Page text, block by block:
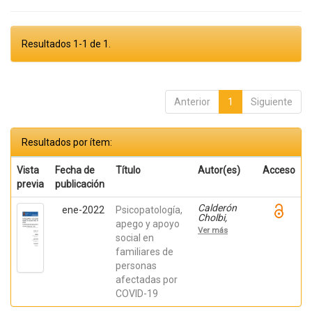
Resultados 1-1 de 1.
Anterior 1 Siguiente
Resultados por ítem:
Vista
previa
Fecha de
publicación
Título Autor(es) Acceso
ene-2022
Psicopatología,
apego y apoyo
social en
familiares de
personas
afectadas por
COVID-19
Calderón
Cholbi,
Aruca;
Delhom,
Ver más